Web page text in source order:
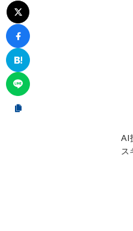
AI
ス